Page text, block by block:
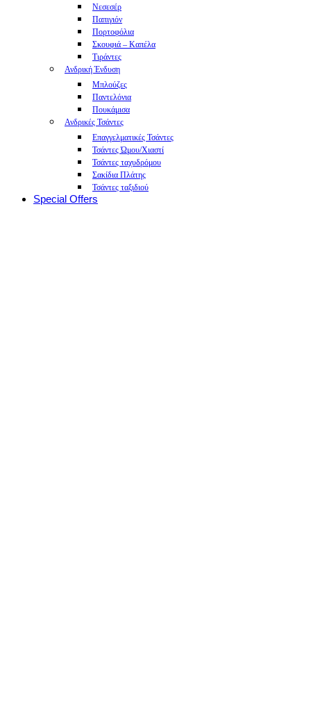
Νεσεσέρ
Παπιγιόν
Πορτοφόλια
Σκουφιά – Καπέλα
Τιράντες
Ανδρική Ένδυση
Μπλούζες
Παντελόνια
Πουκάμισα
Ανδρικές Τσάντες
Επαγγελματικές Τσάντες
Τσάντες Ώμου/Χιαστί
Τσάντες ταχυδρόμου
Σακίδια Πλάτης
Τσάντες ταξιδιού
Special Offers